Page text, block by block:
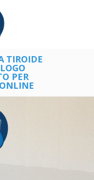
TIROIDE
PER